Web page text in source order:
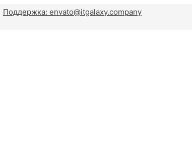
Поддержка: envato@itgalaxy.company